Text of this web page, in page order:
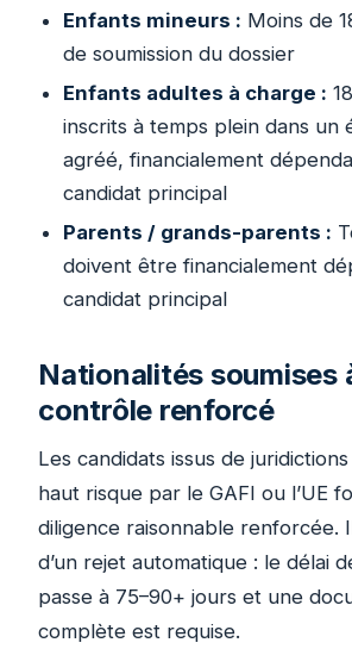
Enfants mineurs : Moins de
de soumission du dossier
Enfants adultes à charge :
inscrits à temps plein dans un
agréé, financialement
candidat principal
Parents / grands-parents :
doivent être financialement
candidat principal
Nationalités soumises
contrôle renforcé
Les candidats issus de
haut risque par le GAFI ou l’UE
diligence raisonnable renforcée.
d’un rejet automatique : le délai
passe à 75–90+ jours et une
complète est requise.